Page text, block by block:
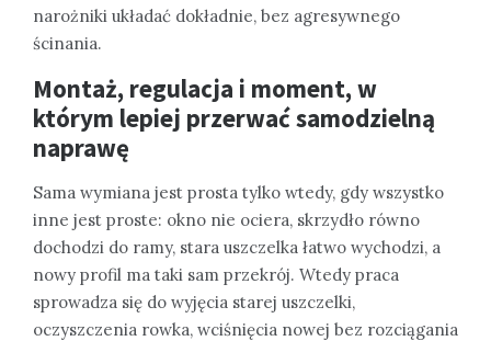
narożniki układać dokładnie, bez agresywnego
ścinania.
Montaż, regulacja i moment, w
którym lepiej przerwać samodzielną
naprawę
Sama wymiana jest prosta tylko wtedy, gdy wszystko
inne jest proste: okno nie ociera, skrzydło równo
dochodzi do ramy, stara uszczelka łatwo wychodzi, a
nowy profil ma taki sam przekrój. Wtedy praca
sprowadza się do wyjęcia starej uszczelki,
oczyszczenia rowka, wciśnięcia nowej bez rozciągania